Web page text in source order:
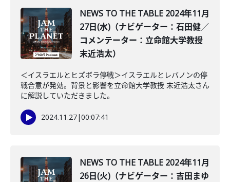
NEWS TO THE TABLE 2024年11月
27日(水)（ナビゲーター：石田健／
コメンテーター：立命館大学教授
末近浩太）
＜イスラエルとヒズボラ停戦＞イスラエルとレバノンの停
戦合意が発効。背景と影響を立命館大学教授 末近浩太さん
に解説していただきました。
2024.11.27|00:07:41
NEWS TO THE TABLE 2024年11月
26日(火)（ナビゲーター：吉田まゆ